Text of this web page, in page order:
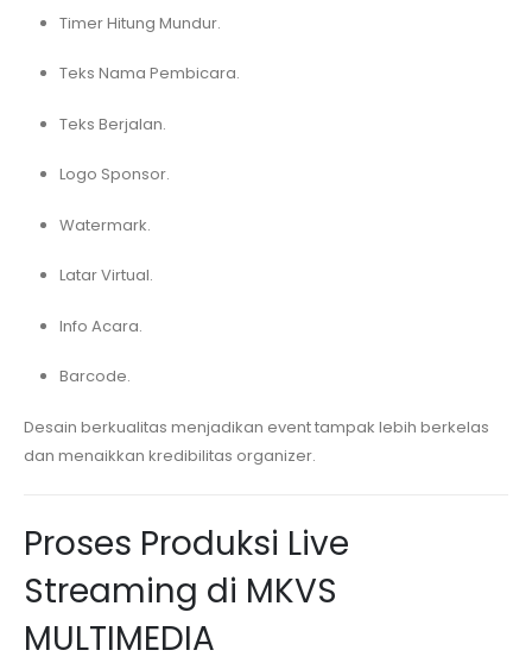
Timer Hitung Mundur.
Teks Nama Pembicara.
Teks Berjalan.
Logo Sponsor.
Watermark.
Latar Virtual.
Info Acara.
Barcode.
Desain berkualitas menjadikan event tampak lebih berkelas
dan menaikkan kredibilitas organizer.
Proses Produksi Live
Streaming di MKVS
MULTIMEDIA